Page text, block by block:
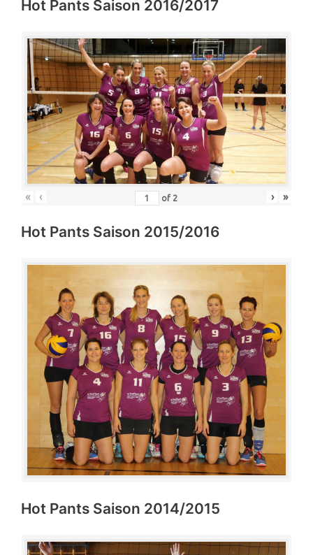
Hot Pants Saison 2016/2017
« ‹ of 2 › »
Hot Pants Saison 2015/2016
Hot Pants Saison 2014/2015